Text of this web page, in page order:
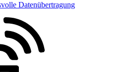
Datenübertragung